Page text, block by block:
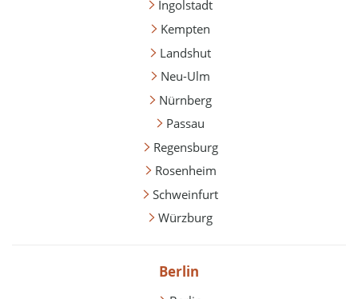
Ingolstadt
Kempten
Landshut
Neu-Ulm
Nürnberg
Passau
Regensburg
Rosenheim
Schweinfurt
Würzburg
Berlin